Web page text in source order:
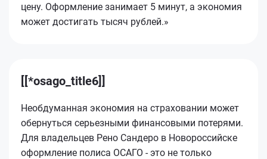
цену. Оформление занимает 5 минут, а экономия
может достигать тысяч рублей.»
[[*osago_title6]]
Необдуманная экономия на страховании может
обернуться серьезными финансовыми потерями.
Для владельцев Рено Сандеро в Новороссийске
оформление полиса ОСАГО - это не только